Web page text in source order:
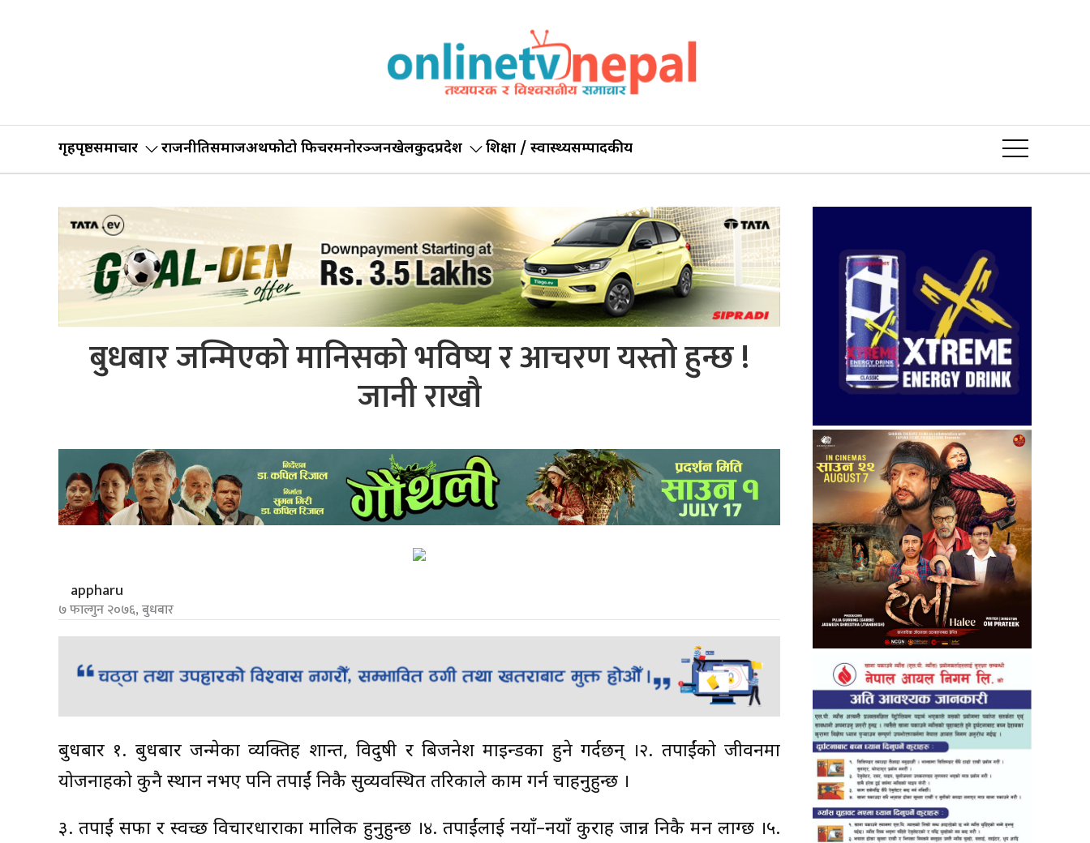
गृहपृष्ठसमाचार राजनीतिसमाजअर्थफोटो फिचरमनोरञ्जनखेलकुदप्रदेश शिक्षा / स्वास्थ्यसम्पादकीय
बुधबार जन्मिएको मानिसको भविष्य र आचरण यस्तो हुन्छ !
जानी राखौ
appharu
७ फाल्गुन २०७६, बुधबार
बुधबार १. बुधबार जन्मेका व्यक्तिहरु शान्त, विदुषी र बिजनेश माइन्डका हुने गर्दछन् ।२. तपाईंको जीवनमा
योजनाहरुको कुनै स्थान नभए पनि तपाईं निकै सुव्यवस्थित तरिकाले काम गर्न चाहनुहुन्छ ।
३. तपाईं सफा र स्वच्छ विचारधाराका मालिक हुनुहुन्छ ।४. तपाईंलाई नयाँ–नयाँ कुराहरु जान्न निकै मन लाग्छ ।५.